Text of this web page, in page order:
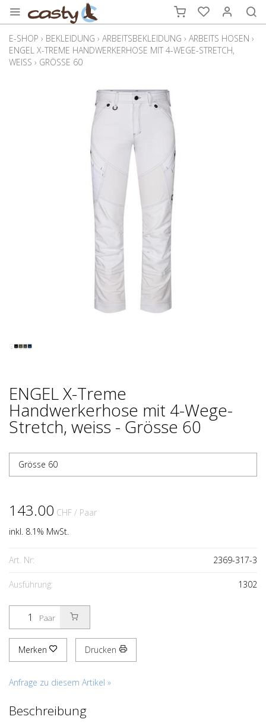
E-SHOP › BEKLEIDUNG › ARBEITSBEKLEIDUNG › ARBEITS HOSEN ›
ENGEL X-TREME HANDWERKERHOSE MIT 4-WEGE-STRETCH,
WEISS › GRÖSSE 60
ENGEL X-Treme
Handwerkerhose mit 4-Wege-
Stretch, weiss - Grösse 60
Grösse 60
143.00 CHF / Paar
inkl. 8.1% MwSt.
Art. Nr: 2369-317-3
Ausführung: 1302
Paar
Merken Drucken
Anfrage zu diesem Artikel »
Beschreibung